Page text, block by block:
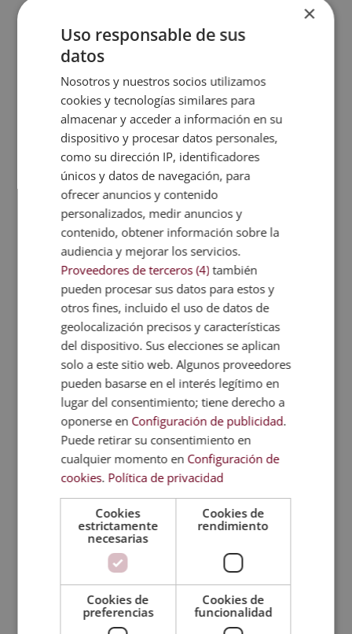
conozca las claves de expresión corporal y la
gestión del marketing necesarias para
desenvolverse con soltura en el ámbito de
las relaciones públicas. Para ello, se formará
en diversas materias, convirtiéndose así en
un experto en organización de reuniones,
gestión de eventos, normas protocolarias y
atención al cliente. Además, contará con
unidades dedicadas en exclusiva al
aprendizaje del inglés, un básico para
cualquiera que esté interesado en el trabajo
en relaciones públicas.
Metodología
Certificación
Temario
Valoraciones (0)
FAQs
RELACIONADAS
×
Uso responsable de sus
datos
Nosotros y nuestros socios utilizamos
cookies y tecnologías similares para
almacenar y acceder a información en su
dispositivo y procesar datos personales,
como su dirección IP, identificadores
únicos y datos de navegación, para
ofrecer anuncios y contenido
personalizados, medir anuncios y
contenido, obtener información sobre la
audiencia y mejorar los servicios.
Proveedores de terceros (4) también
pueden procesar sus datos para estos y
otros fines, incluido el uso de datos de
geolocalización precisos y características
del dispositivo. Sus elecciones se aplican
solo a este sitio web. Algunos proveedores
pueden basarse en el interés legítimo en
lugar del consentimiento; tiene derecho a
oponerse en Configuración de publicidad.
Puede retirar su consentimiento en
cualquier momento en Configuración de
cookies. Política de privacidad
Cookies
estrictamente
necesarias
Cookies de
rendimiento
Cookies de
preferencias
Cookies de
funcionalidad